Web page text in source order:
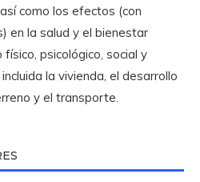
como los efectos (con
en la salud y el bienestar
psicológico, social y
la vivienda, el desarrollo
y el transporte.